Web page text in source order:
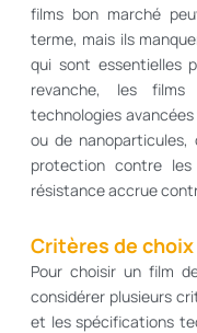
films bon marché
terme, mais ils
qui sont essentielles
revanche, les
technologies
ou de nanoparticules,
protection contre
résistance accrue
Critères de choix
Pour choisir un film
considérer plusieurs
et les spécifications